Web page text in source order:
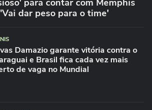
para contar com Memphis
dar peso para o time'
Damazio garante vitória contra o
e Brasil fica cada vez mais
de vaga no Mundial